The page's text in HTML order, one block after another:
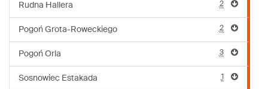
Rudna Hallera 2
Pogoń Grota-Roweckiego 2
Pogoń Orla 3
Sosnowiec Estakada 1